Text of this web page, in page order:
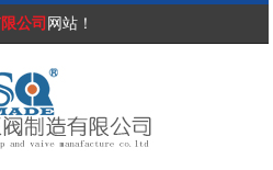
公司 网站！